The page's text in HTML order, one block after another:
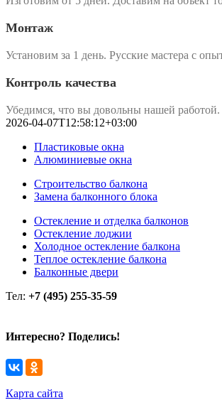
Монтаж
Установим за 1 день. Русские мастера с
Контроль качества
Убедимся, что вы довольны нашей работой.
2026-04-07T12:58:12+03:00
Пластиковые окна
Алюминиевые окна
Строительство балкона
Замена балконного блока
Остекление и отделка балконов
Остекление лоджии
Холодное остекление балкона
Теплое остекление балкона
Балконные двери
Тел: +7 (495) 255-35-59
Интересно? Поделись!
Карта сайта